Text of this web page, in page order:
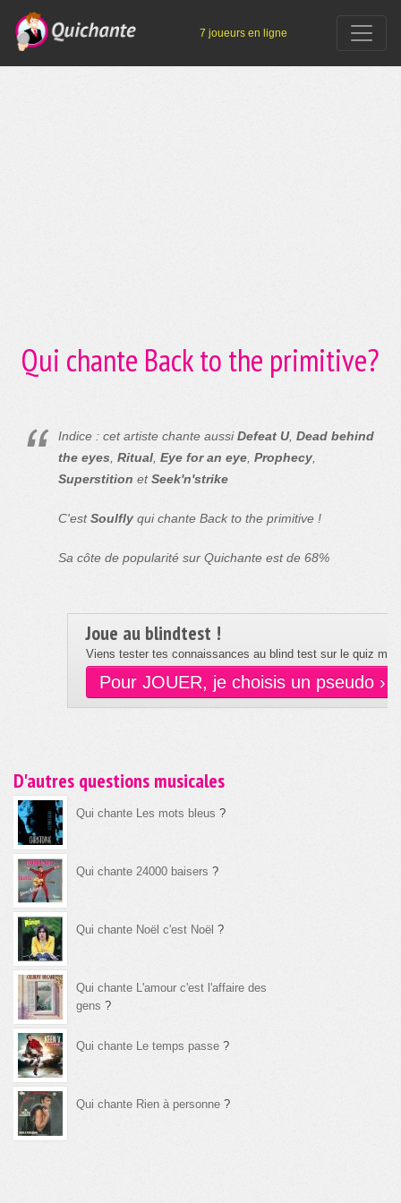
7 joueurs en ligne
Qui chante Back to the primitive?
Indice : cet artiste chante aussiDefeat U, Dead behind
the eyes Ritual Eye for an eye Prophecy
Superstition etSeek'n'strike
C'estSoulfly qui chante Back to the primitive !
Sa côte de popularité sur Quichante est de 68%
Joue au blindtest !
Viens tester tes connaissances au blind test sur le quiz
Pour JOUER, je choisis un pseudo ›
D'autres questions musicales
Qui chante Les mots bleus ?
Qui chante 24000 baisers ?
Qui chante Noël c'est Noël ?
Qui chante L'amour c'est l'affaire des
gens ?
Qui chante Le temps passe ?
Qui chante Rien à personne ?